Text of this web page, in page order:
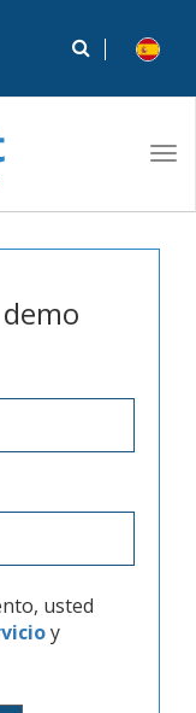
usted
y